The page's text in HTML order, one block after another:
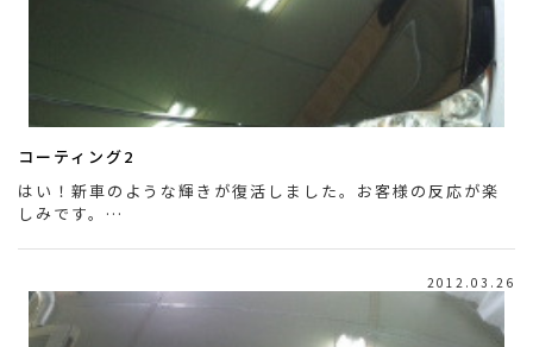
コーティング2
はい！新車のような輝きが復活しました。お客様の反応が楽
しみです。…
2012.03.26